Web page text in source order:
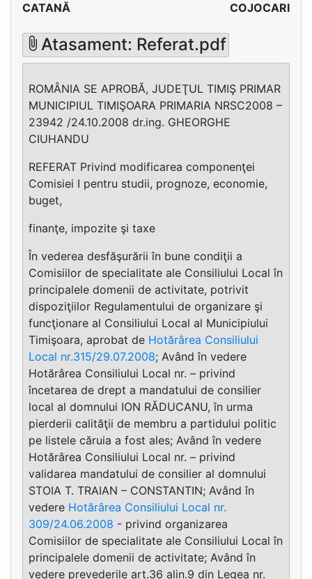
CATANĂ
COJOCARI
Atasament: Referat.pdf
ROMÂNIA SE APROBĂ, JUDEŢUL TIMIŞ PRIMAR
MUNICIPIUL TIMIŞOARA PRIMARIA NRSC2008 –
23942 /24.10.2008 dr.ing. GHEORGHE
CIUHANDU
REFERAT Privind modificarea componenţei
Comisiei I pentru studii, prognoze, economie,
buget,
finanţe, impozite şi taxe
În vederea desfăşurării în bune condiţii a
Comisiilor de specialitate ale Consiliului Local în
principalele domenii de activitate, potrivit
dispoziţiilor Regulamentului de organizare şi
funcţionare al Consiliului Local al Municipiului
Timişoara, aprobat de Hotărârea Consiliului
Local nr.315/29.07.2008; Având în vedere
Hotărârea Consiliului Local nr. – privind
încetarea de drept a mandatului de consilier
local al domnului ION RĂDUCANU, în urma
pierderii calităţii de membru a partidului politic
pe listele căruia a fost ales; Având în vedere
Hotărârea Consiliului Local nr. – privind
validarea mandatului de consilier al domnului
STOIA T. TRAIAN – CONSTANTIN; Având în
vedere Hotărârea Consiliului Local nr.
309/24.06.2008 - privind organizarea
Comisiilor de specialitate ale Consiliului Local în
principalele domenii de activitate; Având în
vedere prevederile art.36 alin.9 din Legea nr.